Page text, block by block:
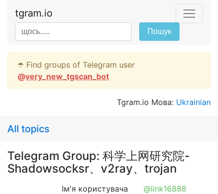
tgram.io
Пошук
☂️ Find groups of Telegram user
@very_new_tgscan_bot
Tgram.io Мова: Ukrainian
All topics
Telegram Group: 科学上网研究院-
Shadowsocksr、v2ray、trojan
Ім'я користувача
@link16888